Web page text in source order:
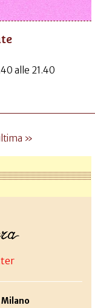
alle 21.40
»
Milano